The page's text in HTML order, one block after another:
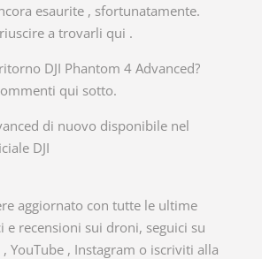
esaurite , sfortunatamente.
a trovarli qui .
DJI Phantom 4 Advanced?
qui sotto.
di nuovo disponibile nel
DJI
aggiornato con tutte le ultime
e recensioni sui droni, seguici su
YouTube , Instagram o iscriviti alla